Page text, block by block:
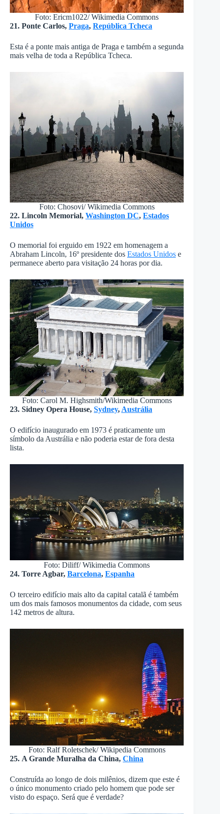
Foto: Ericm1022/ Wikimedia Commons
21. Ponte Carlos, Praga, República Tcheca
Esta é a ponte mais antiga de Praga e também a segunda
mais velha de toda a República Tcheca.
Foto: Chosovi/ Wikimedia Commons
22. Lincoln Memorial, Washington DC, Estados
Unidos
O memorial foi erguido em 1922 em homenagem a
Abraham Lincoln, 16º presidente dos Estados Unidos e
permanece aberto para visitação 24 horas por dia.
Foto: Carol M. Highsmith/Wikimedia Commons
23. Sidney Opera House, Sydney, Austrália
O edifício inaugurado em 1973 é praticamente um
símbolo da Austrália e não poderia estar de fora desta
lista.
Foto: Diliff/ Wikimedia Commons
24. Torre Agbar, Barcelona, Espanha
O terceiro edifício mais alto da capital catalã é também
um dos mais famosos monumentos da cidade, com seus
142 metros de altura.
Foto: Ralf Roletschek/ Wikipedia Commons
25. A Grande Muralha da China, China
Construída ao longo de dois milênios, dizem que este é
o único monumento criado pelo homem que pode ser
visto do espaço. Será que é verdade?